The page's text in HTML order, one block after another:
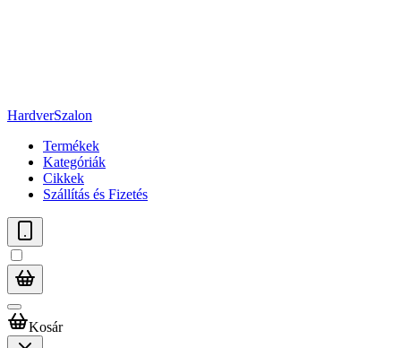
HardverSzalon
Termékek
Kategóriák
Cikkek
Szállítás és Fizetés
Kosár